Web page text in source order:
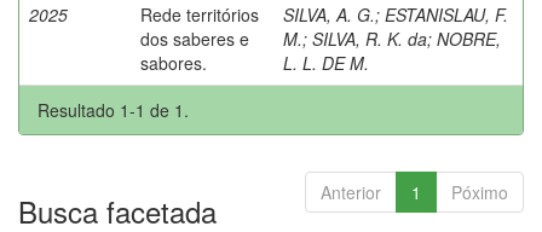
2025
Rede territórios
dos saberes e
sabores.
SILVA, A. G.; ESTANISLAU, F.
M.; SILVA, R. K. da; NOBRE,
L. L. DE M.
Resultado 1-1 de 1.
Anterior 1 Póximo
Busca facetada